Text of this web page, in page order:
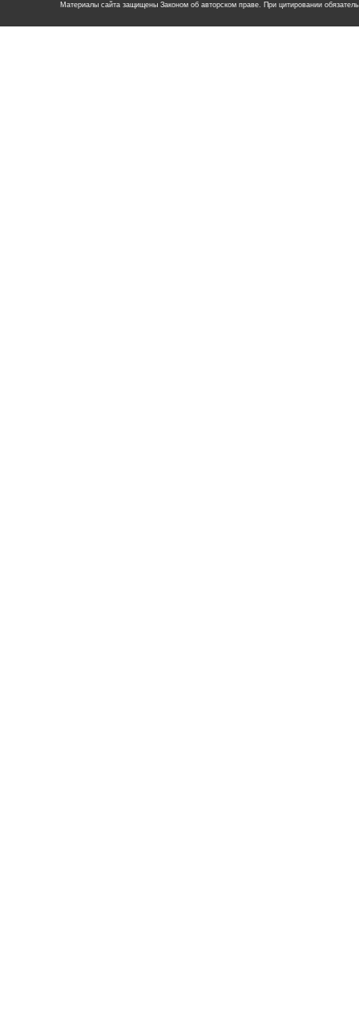
Материалы сайта защищены Законом об авторском праве. При цитировании